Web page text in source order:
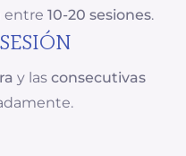
entre 10-20 sesiones.
y las consecutivas